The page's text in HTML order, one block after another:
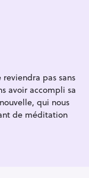
pas sans
avoir accompli sa
qui nous
de méditation